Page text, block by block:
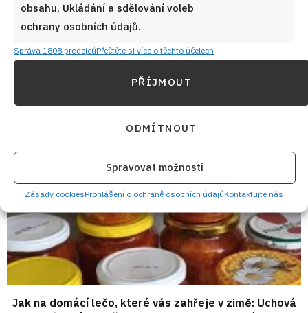
obsahu, Ukládání a sdělování voleb
ochrany osobních údajů.
Správa 1808 prodejcůPřečtěte si více o těchto účelech
PŘÍJMOUT
ODMÍTNOUT
Spravovat možnosti
Zásady cookiesProhlášení o ochraně osobních údajůKontaktujte nás
Pečený svítek s kakaem a cukrem podle prababičky:
Sladká dobrota z jednoho plechu, kterou mám v
paměti z dětství
Jak na domácí lečo, které vás zahřeje v zimě: Uchová